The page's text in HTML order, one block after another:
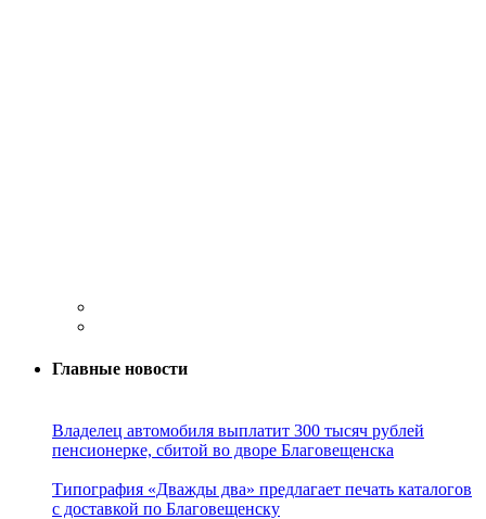
Главные новости
Владелец автомобиля выплатит 300 тысяч рублей
пенсионерке, сбитой во дворе Благовещенска
Типография «Дважды два» предлагает печать каталогов
с доставкой по Благовещенску